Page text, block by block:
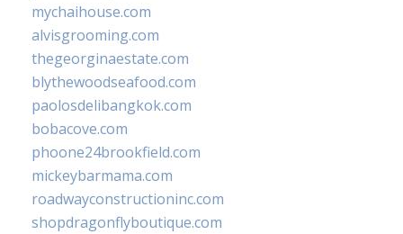
mychaihouse.com
alvisgrooming.com
thegeorginaestate.com
blythewoodseafood.com
paolosdelibangkok.com
bobacove.com
phoone24brookfield.com
mickeybarmama.com
roadwayconstructioninc.com
shopdragonflyboutique.com